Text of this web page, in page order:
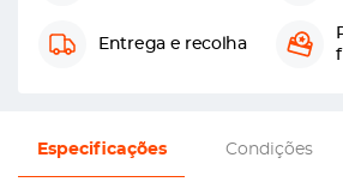
Entrega e recolha
Especificações Condições